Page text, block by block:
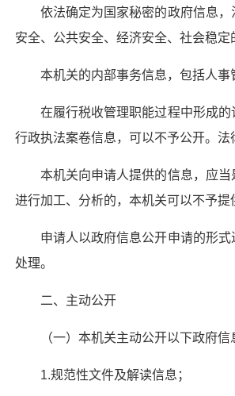
依法确定为国家秘密的政府信息
安全、公共安全、经济安全、社会稳定
本机关的内部事务信息，包括人事
在履行税收管理职能过程中形成
行政执法案卷信息，可以不予公开。法
本机关向申请人提供的信息，应
进行加工、分析的，本机关可以不予提
申请人以政府信息公开申请的形
处理。
二、主动公开
（一）本机关主动公开以下政府信
1.规范性文件及解读信息；